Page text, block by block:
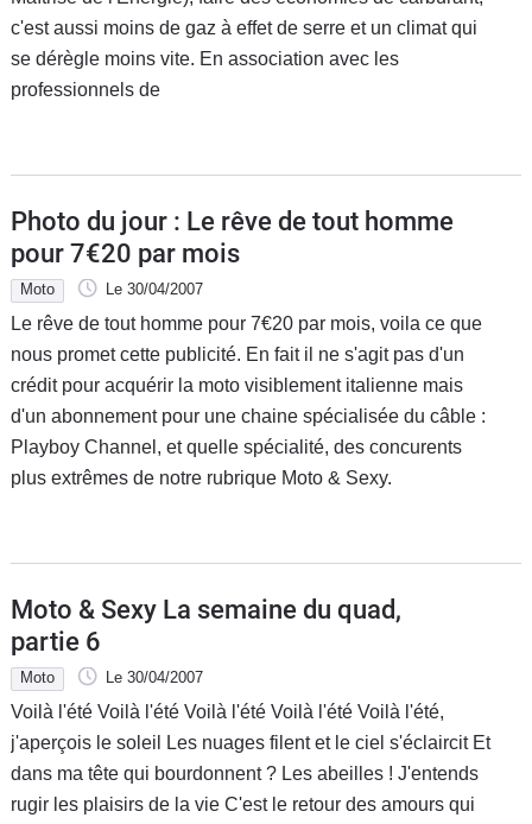
c'est aussi moins de gaz à effet de serre et un climat qui
se dérègle moins vite. En association avec les
professionnels de
Photo du jour : Le rêve de tout homme
pour 7€20 par mois
Moto Le 30/04/2007
Le rêve de tout homme pour 7€20 par mois, voila ce que
nous promet cette publicité. En fait il ne s'agit pas d'un
crédit pour acquérir la moto visiblement italienne mais
d'un abonnement pour une chaine spécialisée du câble :
Playboy Channel, et quelle spécialité, des concurents
plus extrêmes de notre rubrique Moto & Sexy.
Moto & Sexy La semaine du quad,
partie 6
Moto Le 30/04/2007
Voilà l'été Voilà l'été Voilà l'été Voilà l'été Voilà l'été,
j'aperçois le soleil Les nuages filent et le ciel s'éclaircit Et
dans ma tête qui bourdonnent ? Les abeilles ! J'entends
rugir les plaisirs de la vie C'est le retour des amours qui